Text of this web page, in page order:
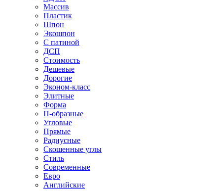
Массив
Пластик
Шпон
Экошпон
С патиной
ДСП
Стоимость
Дешевые
Дорогие
Эконом-класс
Элитные
Форма
П-образные
Угловые
Прямые
Радиусные
Скошенные углы
Стиль
Современные
Евро
Английские